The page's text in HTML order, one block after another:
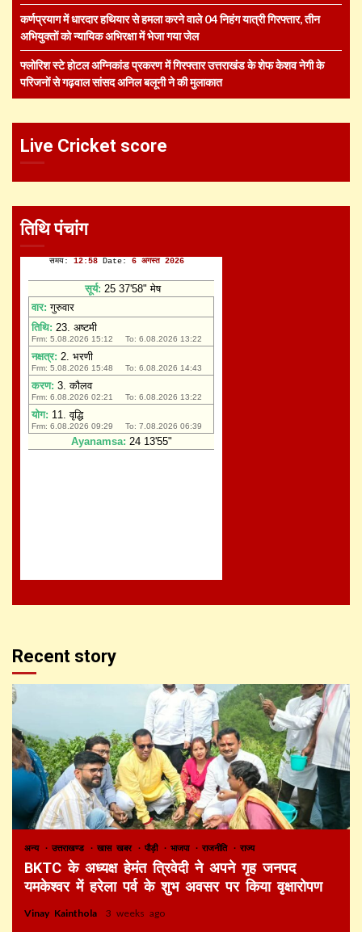
कर्णप्रयाग में धारदार हथियार से हमला करने वाले 04 निहंग यात्री गिरफ्तार, तीन
अभियुक्तों को न्यायिक अभिरक्षा में भेजा गया जेल
फ्लोरिश स्टे होटल अग्निकांड प्रकरण में गिरफ्तार उत्तराखंड के शेफ केशव नेगी के
परिजनों से गढ़वाल सांसद अनिल बलूनी ने की मुलाकात
Live Cricket score
तिथि पंचांग
Recent story
अन्य उत्तराखण्ड खास खबर पौड़ी भाजपा राजनीति राज्य
BKTC के अध्यक्ष हेमंत त्रिवेदी ने अपने गृह जनपद
यमकेश्वर में हरेला पर्व के शुभ अवसर पर किया वृक्षारोपण
Vinay Kainthola 3 weeks ago